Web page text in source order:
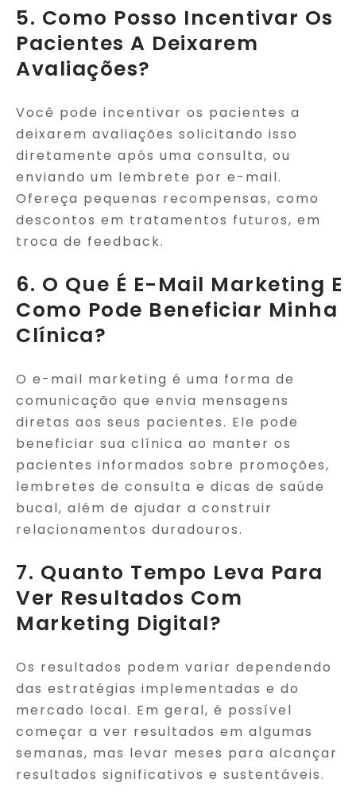
5. Como Posso Incentivar Os
Pacientes A Deixarem
Avaliações?
Você pode incentivar os pacientes a
deixarem avaliações solicitando isso
diretamente após uma consulta, ou
enviando um lembrete por e-mail.
Ofereça pequenas recompensas, como
descontos em tratamentos futuros, em
troca de feedback.
6. O Que É E-Mail Marketing E
Como Pode Beneficiar Minha
Clínica?
O e-mail marketing é uma forma de
comunicação que envia mensagens
diretas aos seus pacientes. Ele pode
beneficiar sua clínica ao manter os
pacientes informados sobre promoções,
lembretes de consulta e dicas de saúde
bucal, além de ajudar a construir
relacionamentos duradouros.
7. Quanto Tempo Leva Para
Ver Resultados Com
Marketing Digital?
Os resultados podem variar dependendo
das estratégias implementadas e do
mercado local. Em geral, é possível
começar a ver resultados em algumas
semanas, mas levar meses para alcançar
resultados significativos e sustentáveis.